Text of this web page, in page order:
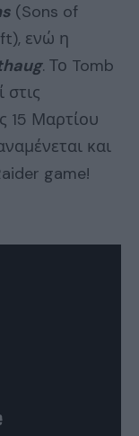
(Sons of
ενώ η
. Το Tomb
στις
15 Μαρτίου
και
game!